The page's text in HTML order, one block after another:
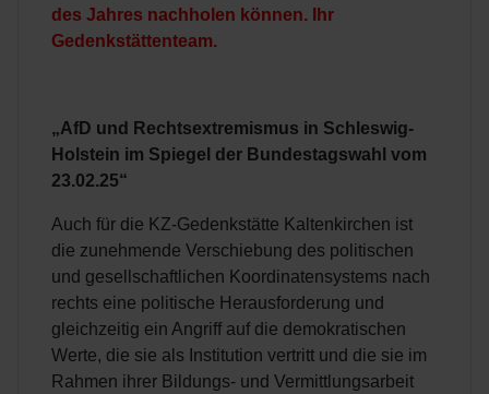
des Jahres nachholen können. Ihr
Gedenkstättenteam.
„AfD und Rechtsextremismus in Schleswig-
Holstein im Spiegel der Bundestagswahl vom
23.02.25“
Auch für die KZ-Gedenkstätte Kaltenkirchen ist
die zunehmende Verschiebung des politischen
und gesellschaftlichen Koordinatensystems nach
rechts eine politische Herausforderung und
gleichzeitig ein Angriff auf die demokratischen
Werte, die sie als Institution vertritt und die sie im
Rahmen ihrer Bildungs- und Vermittlungsarbeit